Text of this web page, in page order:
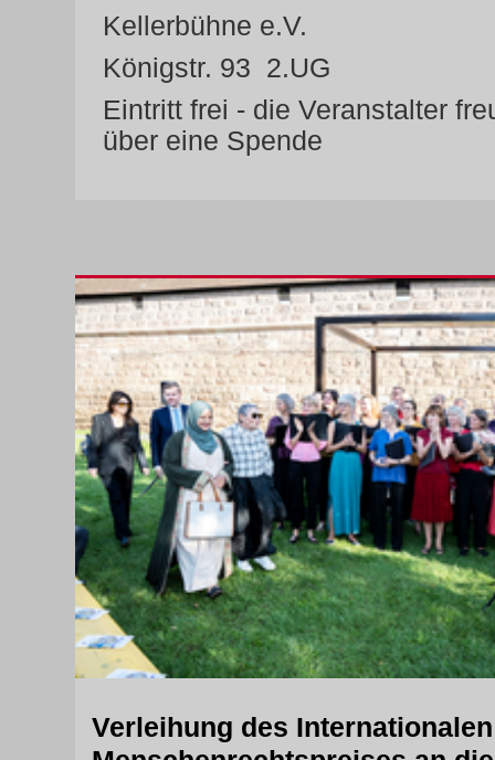
Kellerbühne e.V.
Königstr. 93 2.UG
Eintritt frei - die Veranstalter
über eine Spende
Verleihung des